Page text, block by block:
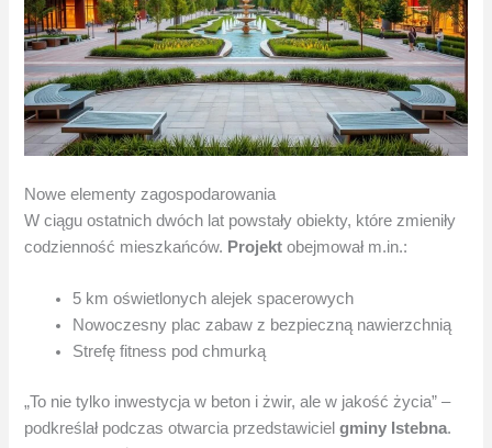
Nowe elementy zagospodarowania
W ciągu ostatnich dwóch lat powstały obiekty, które zmieniły
codzienność mieszkańców. Projekt obejmował m.in.:
5 km oświetlonych alejek spacerowych
Nowoczesny plac zabaw z bezpieczną nawierzchnią
Strefę fitness pod chmurką
„To nie tylko inwestycja w beton i żwir, ale w jakość życia” –
podkreślał podczas otwarcia przedstawicielgminy Istebna.